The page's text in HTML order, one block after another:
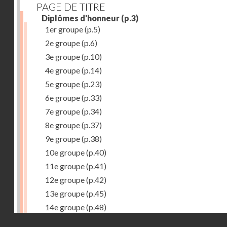
PAGE DE TITRE
Diplômes d'honneur (p.3)
1er groupe(p.5)
2e groupe(p.6)
3e groupe(p.10)
4e groupe(p.14)
5e groupe(p.23)
6e groupe(p.33)
7e groupe(p.34)
8e groupe(p.37)
9e groupe(p.38)
10e groupe(p.40)
11e groupe(p.41)
12e groupe(p.42)
13e groupe(p.45)
14e groupe(p.48)